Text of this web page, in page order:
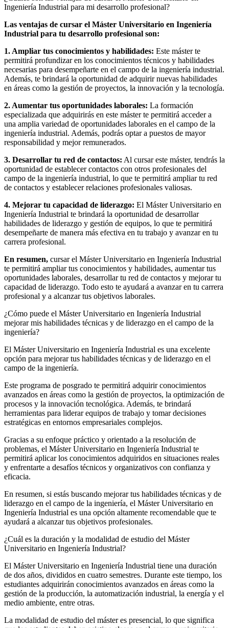
Ingeniería Industrial para mi desarrollo profesional?
Las ventajas de cursar el Máster Universitario en Ingeniería
Industrial para tu desarrollo profesional son:
1. Ampliar tus conocimientos y habilidades: Este máster te
permitirá profundizar en los conocimientos técnicos y habilidades
necesarias para desempeñarte en el campo de la ingeniería industrial.
Además, te brindará la oportunidad de adquirir nuevas habilidades
en áreas como la gestión de proyectos, la innovación y la tecnología.
2. Aumentar tus oportunidades laborales: La formación
especializada que adquirirás en este máster te permitirá acceder a
una amplia variedad de oportunidades laborales en el campo de la
ingeniería industrial. Además, podrás optar a puestos de mayor
responsabilidad y mejor remunerados.
3. Desarrollar tu red de contactos: Al cursar este máster, tendrás la
oportunidad de establecer contactos con otros profesionales del
campo de la ingeniería industrial, lo que te permitirá ampliar tu red
de contactos y establecer relaciones profesionales valiosas.
4. Mejorar tu capacidad de liderazgo: El Máster Universitario en
Ingeniería Industrial te brindará la oportunidad de desarrollar
habilidades de liderazgo y gestión de equipos, lo que te permitirá
desempeñarte de manera más efectiva en tu trabajo y avanzar en tu
carrera profesional.
En resumen, cursar el Máster Universitario en Ingeniería Industrial
te permitirá ampliar tus conocimientos y habilidades, aumentar tus
oportunidades laborales, desarrollar tu red de contactos y mejorar tu
capacidad de liderazgo. Todo esto te ayudará a avanzar en tu carrera
profesional y a alcanzar tus objetivos laborales.
¿Cómo puede el Máster Universitario en Ingeniería Industrial
mejorar mis habilidades técnicas y de liderazgo en el campo de la
ingeniería?
El Máster Universitario en Ingeniería Industrial es una excelente
opción para mejorar tus habilidades técnicas y de liderazgo en el
campo de la ingeniería.
Este programa de posgrado te permitirá adquirir conocimientos
avanzados en áreas como la gestión de proyectos, la optimización de
procesos y la innovación tecnológica. Además, te brindará
herramientas para liderar equipos de trabajo y tomar decisiones
estratégicas en entornos empresariales complejos.
Gracias a su enfoque práctico y orientado a la resolución de
problemas, el Máster Universitario en Ingeniería Industrial te
permitirá aplicar los conocimientos adquiridos en situaciones reales
y enfrentarte a desafíos técnicos y organizativos con confianza y
eficacia.
En resumen, si estás buscando mejorar tus habilidades técnicas y de
liderazgo en el campo de la ingeniería, el Máster Universitario en
Ingeniería Industrial es una opción altamente recomendable que te
ayudará a alcanzar tus objetivos profesionales.
¿Cuál es la duración y la modalidad de estudio del Máster
Universitario en Ingeniería Industrial?
El Máster Universitario en Ingeniería Industrial tiene una duración
de dos años, divididos en cuatro semestres. Durante este tiempo, los
estudiantes adquirirán conocimientos avanzados en áreas como la
gestión de la producción, la automatización industrial, la energía y el
medio ambiente, entre otras.
La modalidad de estudio del máster es presencial, lo que significa